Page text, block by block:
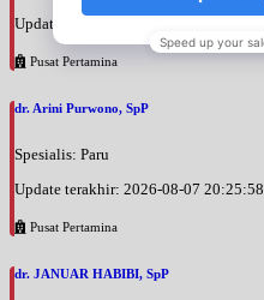
Update terakhir: 2026-08-07 20:35:45
Pusat Pertamina
dr. Arini Purwono, SpP
Spesialis: Paru
Update terakhir: 2026-08-07 20:25:58
Pusat Pertamina
dr. JANUAR HABIBI, SpP